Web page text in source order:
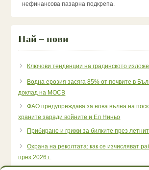
нефинансова пазарна подкрепа.
Най – нови
Ключови тенденции на градинското
Водна ерозия засяга 85% от почвите в
доклад на МОСВ
ФАО предупреждава за нова вълна на
храните заради войните и Ел Ниньо
Прибиране и грижи за билките през
Охрана на реколтата: как се изчисляват
през 2026 г.